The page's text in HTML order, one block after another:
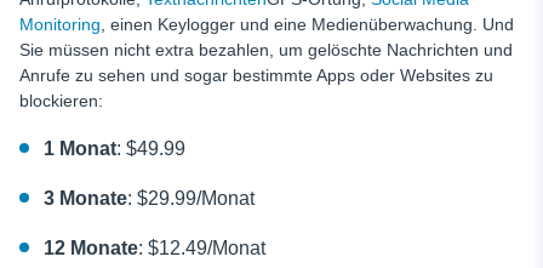
Monitoring , einen Keylogger und eine Medienüberwachung. Und
Sie müssen nicht extra bezahlen, um gelöschte Nachrichten und
Anrufe zu sehen und sogar bestimmte Apps oder Websites zu
blockieren:
1 Monat: $49.99
3 Monate: $29.99/Monat
12 Monate: $12.49/Monat